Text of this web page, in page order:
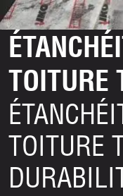
TOITURE
TOITURE